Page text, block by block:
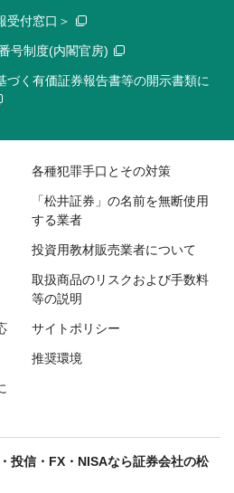
受付窓口＞
号制度(内閣官房)
づく有価証券報告書等の開示書類に
各種犯罪手口とその対策
「松井証券」の名前を無断使用
する業者
投資用教材販売業者について
取扱商品のリスクおよび手数料
等の説明
サイトポリシー
推奨環境
投信・FX・NISAなら証券会社の松